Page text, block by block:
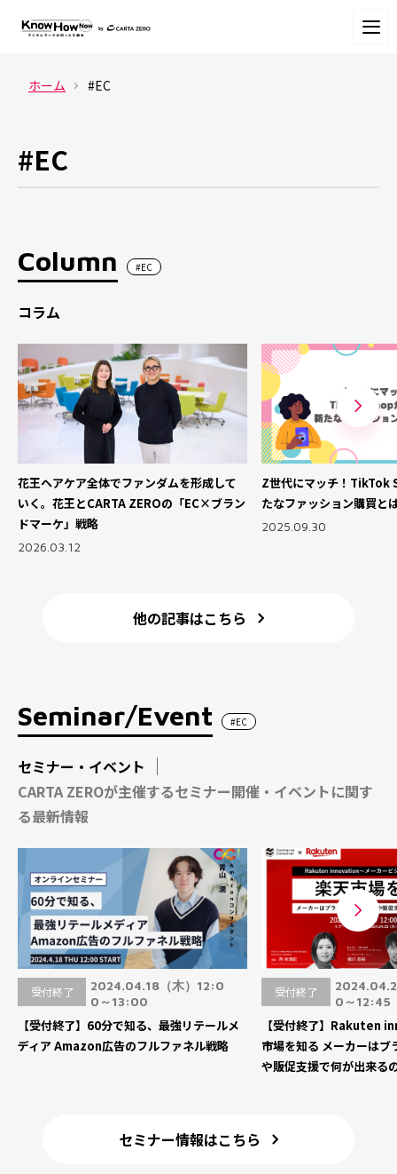
ホーム #EC
#EC
Column #EC
コラム
花王ヘアケア全体でファンダムを形成して
いく。花王とCARTA ZEROの「EC×ブラン
ドマーケ」戦略
2026.03.12
Z世代にマッチ！TikTok
たなファッション購買と
2025.09.30
他の記事はこちら
Seminar/Event #EC
セミナー・イベント
CARTA ZEROが主催するセミナー開催・イベントに関す
る最新情報
受付終了
2024.04.18（木）12:0
0～13:00
【受付終了】60分で知る、最強リテールメ
ディア Amazon広告のフルファネル戦略
受付終了
0～12:45
【受付終了】Rakuten
市場を知る メーカーはブ
や販促支援で何が出来る
セミナー情報はこちら